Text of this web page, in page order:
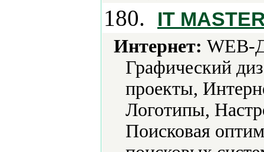
180. IT
Интернет: WEB-
Графический
проекты,
Логотипы,
Поисковая